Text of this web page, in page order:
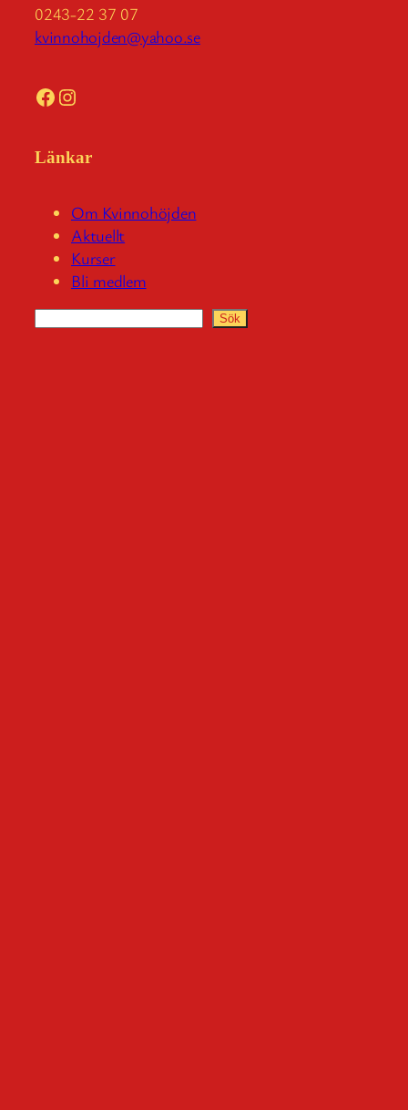
0243-22 37 07
kvinnohojden@yahoo.se
Facebook Instagram
Länkar
Om Kvinnohöjden
Aktuellt
Kurser
Bli medlem
Sök